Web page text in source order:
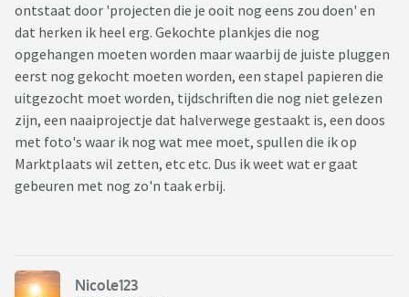
ontstaat door 'projecten die je ooit nog eens zou doen' en
dat herken ik heel erg. Gekochte plankjes die nog
opgehangen moeten worden maar waarbij de juiste pluggen
eerst nog gekocht moeten worden, een stapel papieren die
uitgezocht moet worden, tijdschriften die nog niet gelezen
zijn, een naaiprojectje dat halverwege gestaakt is, een doos
met foto's waar ik nog wat mee moet, spullen die ik op
Marktplaats wil zetten, etc etc. Dus ik weet wat er gaat
gebeuren met nog zo'n taak erbij.
Nicole123